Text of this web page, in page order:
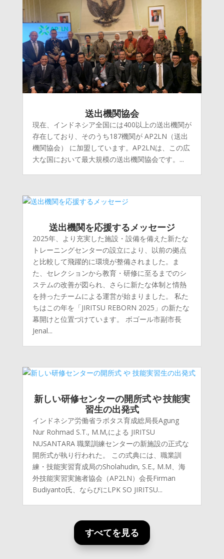
送出機関協会
現在、インドネシア全国には400以上の送出機関が
存在しており、そのうち187機関が AP2LN（送出
機関協会） に加盟しています。AP2LNは、この広
大な国において最大規模の送出機関協会です。...
送出機関を応援するメッセージ
2025年、より充実した施設・設備を備えた新たな
トレーニングセンターの設立により、以前の拠点
と比較して飛躍的に環境が整備されました。ま
た、セレクションから教育・研修に至るまでのシ
ステムの改善が図られ、さらに新たな体制と情熱
を持ったチームによる運営が始まりました。 私た
ちはこの年を「JIRITSU REBORN 2025」の新たな
幕開けと位置づけています。 ボゴール市副市長
Jenal...
新しい研修センターの開所式 や 技能実
習生の出発式
インドネシア労働省ラボタス育成総局長Agung
Nur Rohmad S.T., M.M,による JIRITSU
NUSANTARA 職業訓練センターの新施設の正式な
開所式が執り行われた。 この式典には、職業訓
練・技能実習育成局のSholahudin, S.E., M.M、海
外技能実習実施者協会（AP2LN）会長Firman
Budiyanto氏、ならびにLPK SO JIRITSU...
すべてを見る